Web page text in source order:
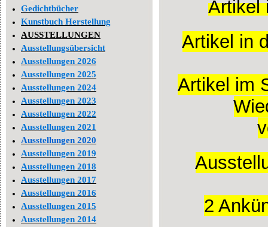
Gedichtbücher
Kunstbuch Herstellung
AUSSTELLUNGEN
Ausstellungsübersicht
Ausstellungen 2026
Ausstellungen 2025
Ausstellungen 2024
Ausstellungen 2023
Ausstellungen 2022
Ausstellungen 2021
Ausstellungen 2020
Ausstellungen 2019
Ausstellungen 2018
Ausstellungen 2017
Ausstellungen 2016
Ausstellungen 2015
Ausstellungen 2014
Artikel
Artikel in
Artikel im
2